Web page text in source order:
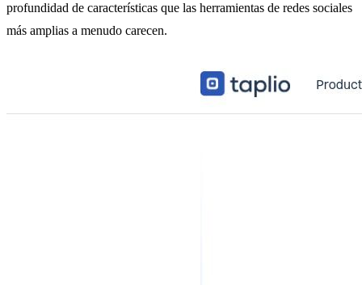
profundidad de características que las herramientas de redes sociales
más amplias a menudo carecen.